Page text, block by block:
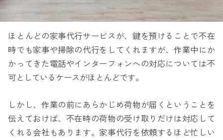
ほとんどの家事代行サービスが、鍵を預けることで不在
時でも家事や掃除の代行をしてくれますが、作業中にか
かってきた電話やインターフォンへの対応については不
可としているケースがほとんどです。
しかし、作業の前にあらかじめ荷物が届くということを
伝えておけば、不在時の荷物の受け取りだけは対応して
くれる会社もあります。家事代行を依頼するほど忙しい